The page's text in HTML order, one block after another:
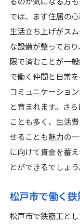
では、まず住居の
生活立ち上げがス
な設備が整ってお
限で済むことが一
で働く仲間と日常
コミュニケーショ
と育まれます。さ
ことも多く、生活
せることも魅力の
に向けて資金を蓄
とができるでしょう
松戸市で働く
松戸市で鉄筋工と